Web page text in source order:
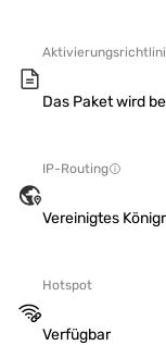
Das Paket wird
IP-Routing
Vereinigtes
Hotspot
Verfügbar